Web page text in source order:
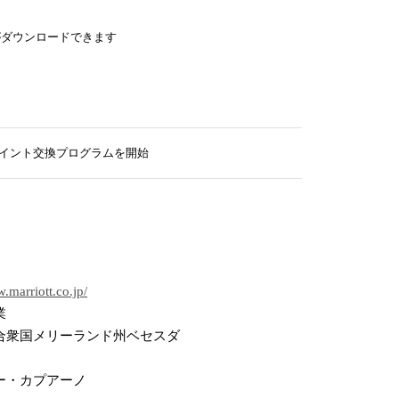
ウンロードできます
ント交換プログラムを開始
衆国メリーランド州ベセスダ
・カプアーノ